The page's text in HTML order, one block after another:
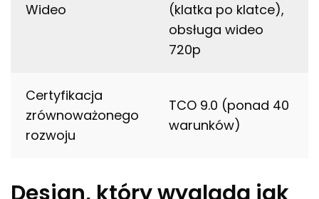
Wideo
(klatka po klatce),
obsługa wideo
720p
Certyfikacja
zrównoważonego
rozwoju
TCO 9.0 (ponad 40
warunków)